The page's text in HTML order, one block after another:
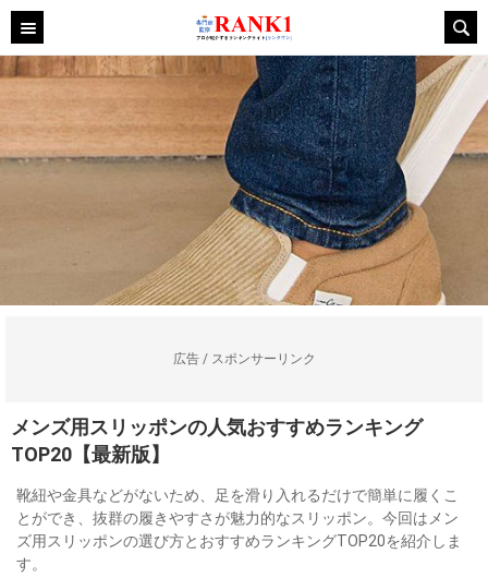
広告 / スポンサーリンク
メンズ用スリッポンの人気おすすめランキング
TOP20【最新版】
靴紐や金具などがないため、足を滑り入れるだけで簡単に履くこ
とができ、抜群の履きやすさが魅力的なスリッポン。今回はメン
ズ用スリッポンの選び方とおすすめランキングTOP20を紹介しま
す。